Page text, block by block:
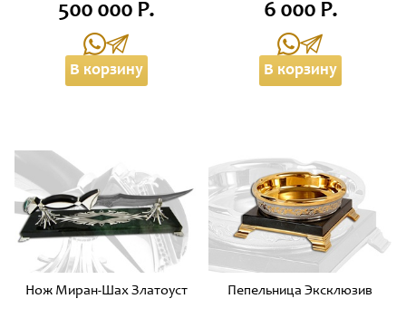
500 000 Р.
В корзину
6 000 Р.
В корзину
Нож Миран-Шах Златоуст Пепельница Эксклюзив